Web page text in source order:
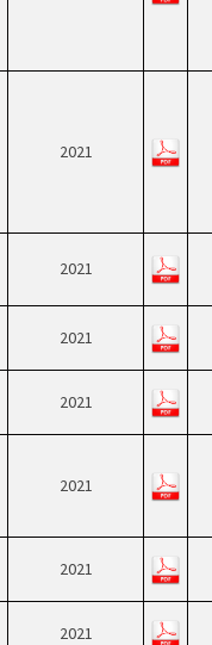
2021
2021
2021
2021
2021
2021
2021